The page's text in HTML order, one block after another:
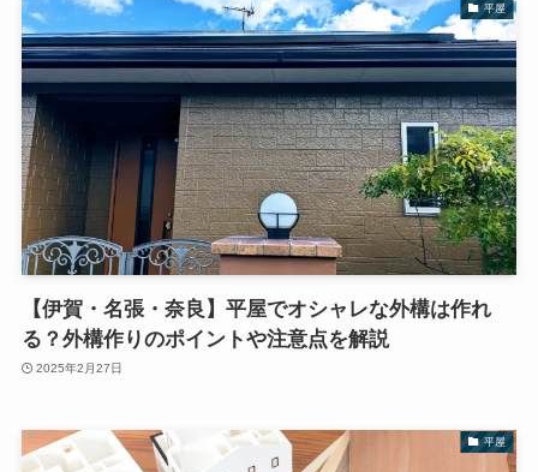
平屋
【伊賀・名張・奈良】平屋でオシャレな外構は作れ
る？外構作りのポイントや注意点を解説
2025年2月27日
平屋